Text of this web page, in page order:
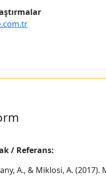
/ Referans:
A., & Miklosi, A.